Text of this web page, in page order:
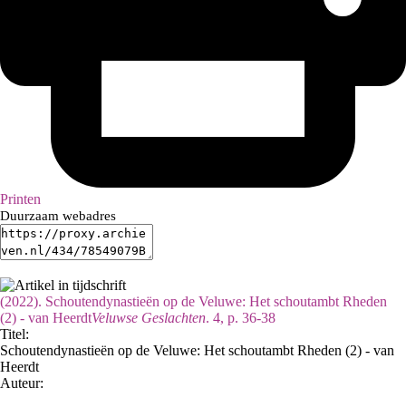
Printen
Duurzaam webadres
(2022). Schoutendynastieën op de Veluwe: Het schoutambt Rheden
(2) - van HeerdtVeluwse Geslachten. 4, p. 36-38
Titel:
Schoutendynastieën op de Veluwe: Het schoutambt Rheden (2) - van
Heerdt
Auteur: